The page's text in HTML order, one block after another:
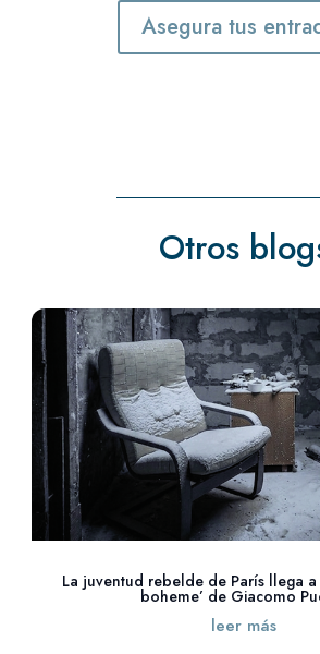
Asegura tus
Otros
La juventud rebelde de París llega a
boheme’ de Giacomo
leer más